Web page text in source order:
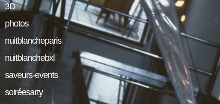
3D
photos
nuitblancheparis
nuitblanchebxl
saveurs-events
soiréesarty